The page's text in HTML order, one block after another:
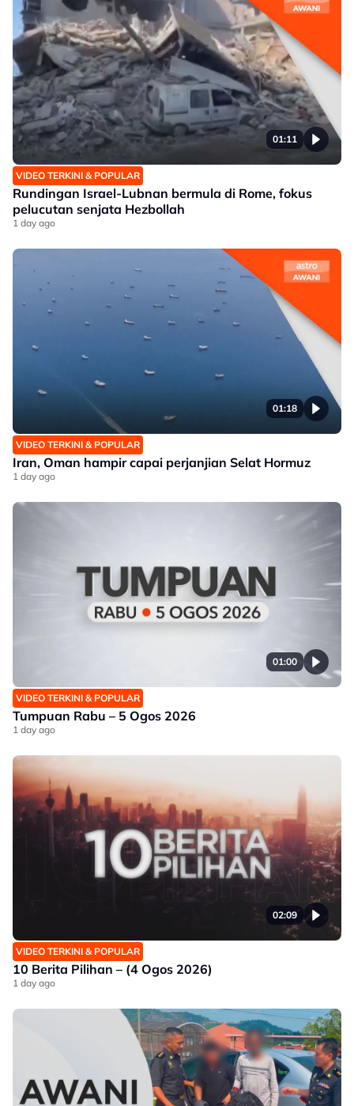
01:11
VIDEO TERKINI & POPULAR
Rundingan Israel-Lubnan bermula di Rome, fokus
pelucutan senjata Hezbollah
1 day ago
01:18
VIDEO TERKINI & POPULAR
Iran, Oman hampir capai perjanjian Selat Hormuz
1 day ago
01:00
VIDEO TERKINI & POPULAR
Tumpuan Rabu – 5 Ogos 2026
1 day ago
02:09
VIDEO TERKINI & POPULAR
10 Berita Pilihan – (4 Ogos 2026)
1 day ago